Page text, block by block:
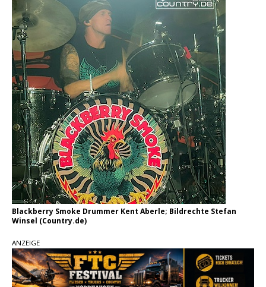
Fokus
Blackberry Smoke Drummer Kent Aberle; Bildrechte Stefan
Winsel (Country.de)
ANZEIGE